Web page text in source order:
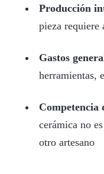
Producción
pieza
Gastos
herramientas,
cerámica no
otro artesano